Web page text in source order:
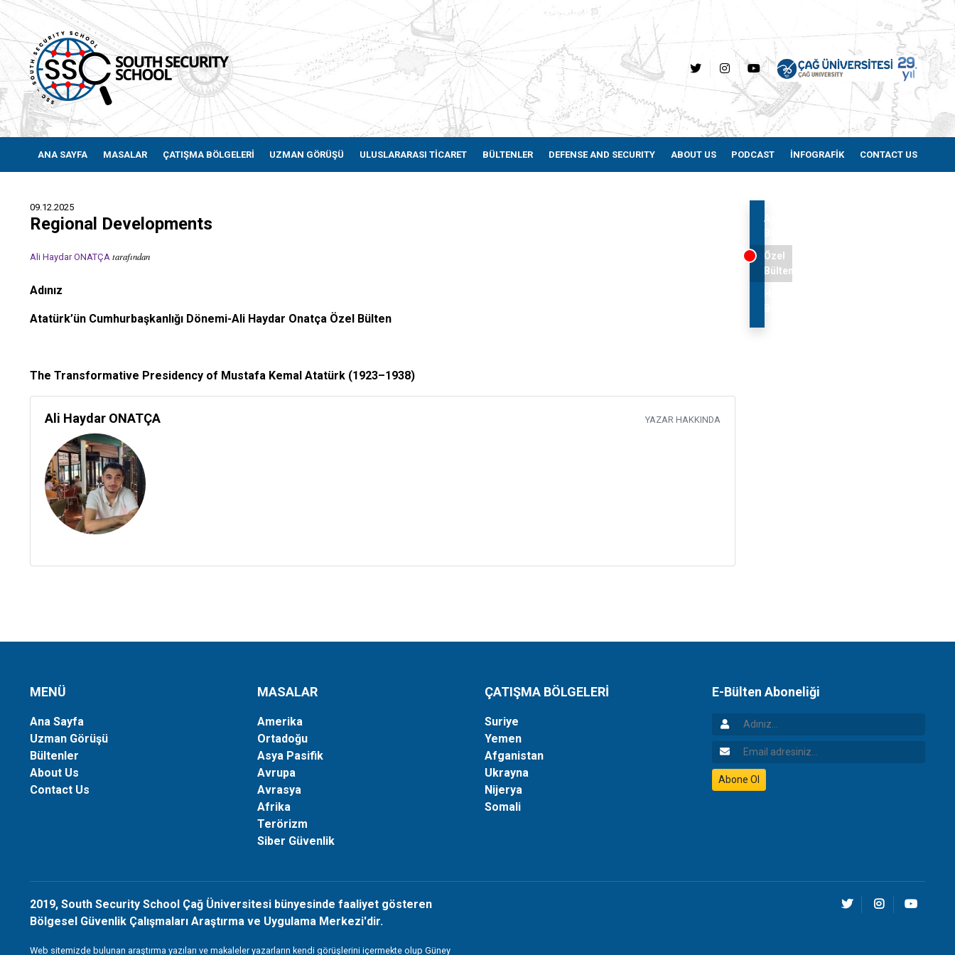
ANA SAYFA MASALAR ÇATIŞMA BÖLGELERİ UZMAN GÖRÜŞÜ ULUSLARARASI TİCARET BÜLTENLER DEFENSE AND SECURITY ABOUT US PODCAST İNFOGRAFİK CONTACT US
09.12.2025
Regional Developments
Ali Haydar ONATÇA tarafından
Adınız
Atatürk’ün Cumhurbaşkanlığı Dönemi-Ali Haydar Onatça Özel Bülten
The Transformative Presidency of Mustafa Kemal Atatürk (1923–1938)
Ali Haydar ONATÇA YAZAR HAKKINDA
Aylık
Özel
Bültenler
MENÜ
Ana Sayfa
Uzman Görüşü
Bültenler
About Us
Contact Us
MASALAR
Amerika
Ortadoğu
Asya Pasifik
Avrupa
Avrasya
Afrika
Terörizm
Siber Güvenlik
ÇATIŞMA BÖLGELERİ
Suriye
Yemen
Afganistan
Ukrayna
Nijerya
Somali
E-Bülten Aboneliği
Adınız
Email Adresiniz
Abone Ol
2019, South Security School Çağ Üniversitesi bünyesinde faaliyet gösteren
Bölgesel Güvenlik Çalışmaları Araştırma ve Uygulama Merkezi'dir.
Web sitemizde bulunan araştırma yazıları ve makaleler yazarların kendi görüşlerini içermekte olup Güney